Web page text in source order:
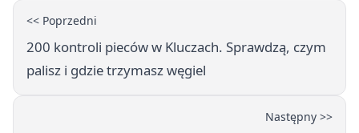
<< Poprzedni
200 kontroli pieców w Kluczach. Sprawdzą, czym
palisz i gdzie trzymasz węgiel
Następny >>